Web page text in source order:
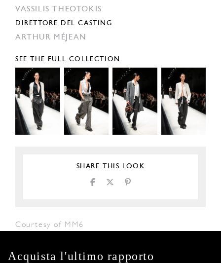
VASSILIS THEOTOKIS
DIRETTORE DEL CASTING
ARTHUR MÉJEAN
SEE THE FULL COLLECTION
SHARE THIS LOOK
Courtesy of MM6
Acquista l'ultimo rapporto